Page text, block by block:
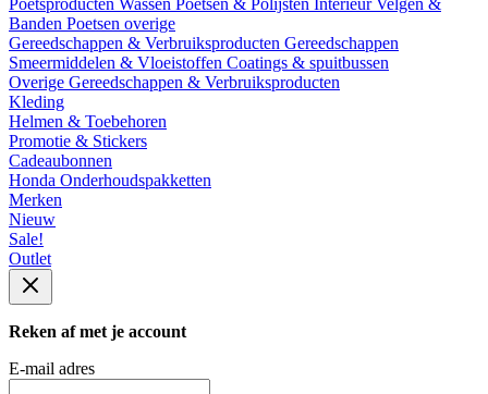
Poetsproducten Wassen Poetsen & Polijsten InterieurVelgen &
Banden Poetsen overige
Gereedschappen & Verbruiksproducten Gereedschappen
Smeermiddelen & Vloeistoffen Coatings & spuitbussen
Overige Gereedschappen & Verbruiksproducten
Kleding
Helmen & Toebehoren
Promotie & Stickers
Cadeaubonnen
Honda Onderhoudspakketten
Merken
Nieuw
Sale!
Outlet
Reken af met je account
E-mail adres